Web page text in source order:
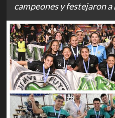
campeones y festejaron